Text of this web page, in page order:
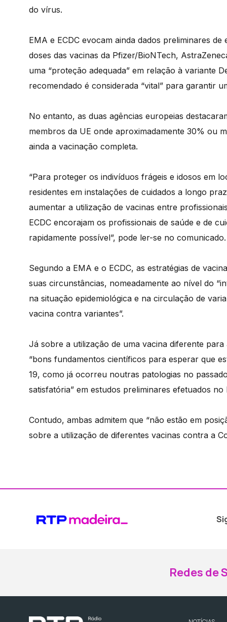
do vírus.
EMA e ECDC evocam ainda dados preliminares
doses das vacinas da Pfizer/BioNTech,
uma “proteção adequada” em relação à variante
recomendado é considerada “vital” para garantir
No entanto, as duas agências europeias
membros da UE onde aproximadamente 30% ou
ainda a vacinação completa.
“Para proteger os indivíduos frágeis e idosos em
residentes em instalações de cuidados a longo
aumentar a utilização de vacinas entre
ECDC encorajam os profissionais de saúde e de
rapidamente possível”, pode ler-se no comunicado.
Segundo a EMA e o ECDC, as estratégias de
suas circunstâncias, nomeadamente ao nível do
na situação epidemiológica e na circulação de
vacina contra variantes”.
Já sobre a utilização de uma vacina diferente
“bons fundamentos científicos para esperar que
19, como já ocorreu noutras patologias no
satisfatória” em estudos preliminares efetuados
Contudo, ambas admitem que “não estão em
sobre a utilização de diferentes vacinas contra a
Redes de